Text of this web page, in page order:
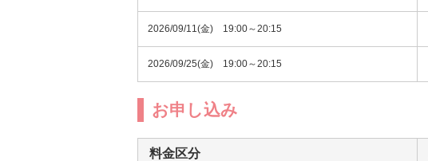
2026/09/11(金) 19:00～20:15
2026/09/25(金) 19:00～20:15
お申し込み
料金区分